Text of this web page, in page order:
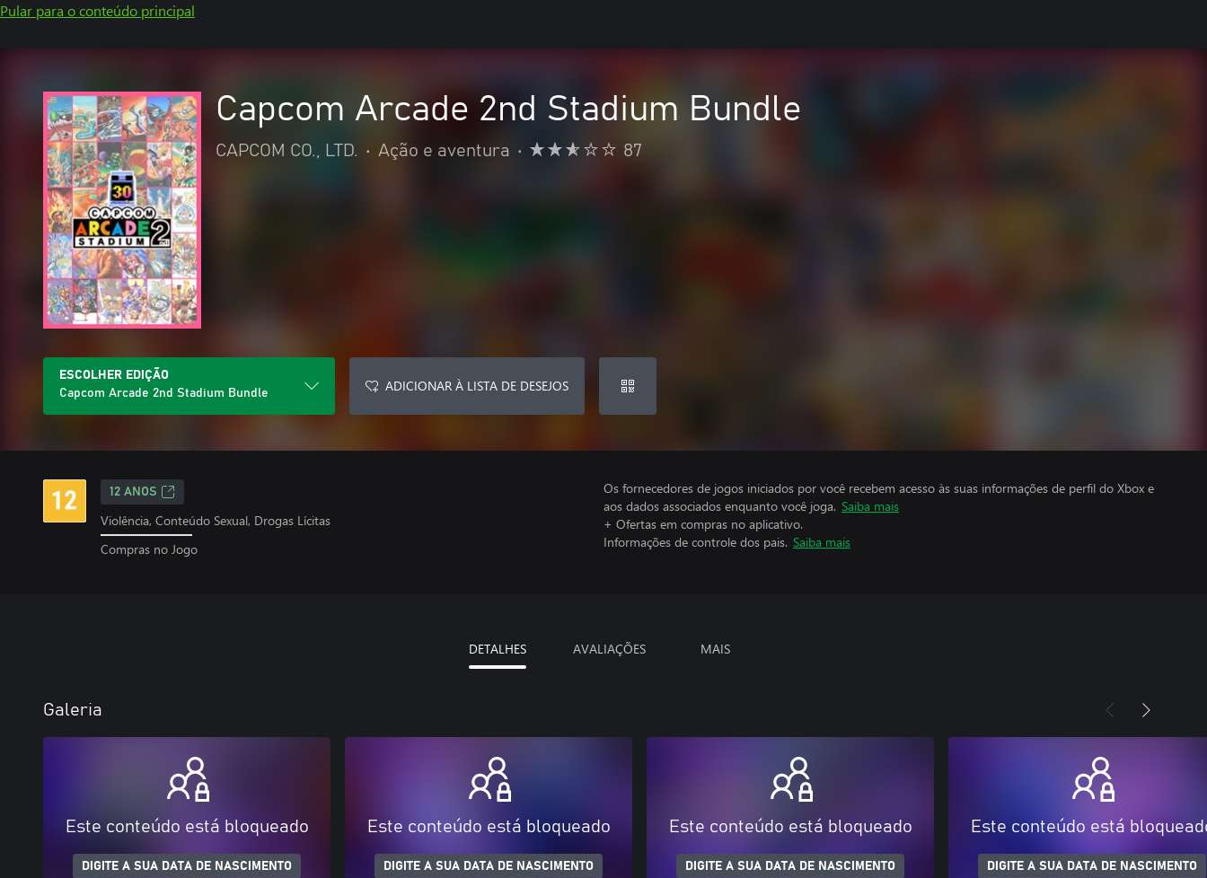
Pular para o conteúdo principal
Capcom Arcade 2nd Stadium Bundle
CAPCOM CO., LTD. • Ação e aventura • 87
ESCOLHER EDIÇÃO
Capcom Arcade 2nd Stadium Bundle
ADICIONAR À LISTA DE DESEJOS
12 ANOS
Violência, Conteúdo Sexual, Drogas Lícitas
Compras no Jogo
Os fornecedores de jogos iniciados por você recebem acesso às suas informações de perfil do Xbox e
aos dados associados enquanto você joga. Saiba mais
+ Ofertas em compras no aplicativo.
Informações de controle dos pais. Saiba mais
DETALHES AVALIAÇÕES MAIS
Galeria
Este conteúdo está bloqueado
DIGITE A SUA DATA DE NASCIMENTO
Este conteúdo está bloqueado
DIGITE A SUA DATA DE NASCIMENTO
Este conteúdo está bloqueado
DIGITE A SUA DATA DE NASCIMENTO
Este conteúdo está
DIGITE A SUA DATA DE NASCIMENTO